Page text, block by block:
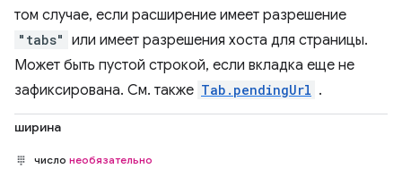
том случае, если расширение имеет разрешение
"tabs" или имеет разрешения хоста для страницы.
Может быть пустой строкой, если вкладка еще не
зафиксирована. См. также Tab.pendingUrl .
ширина
число необязательно